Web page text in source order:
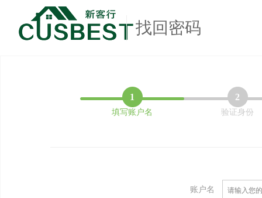
找回密码
1
填写账户名
2
验证身份
账户名